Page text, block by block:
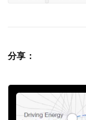
分享：